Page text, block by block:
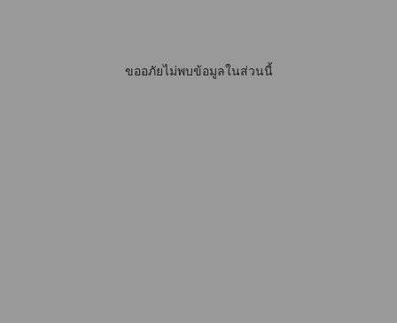
ขออภัยไม่พบข้อมูลในส่วนนี้